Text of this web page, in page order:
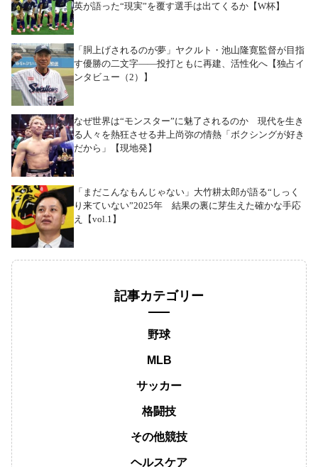
英が語った“現実”を覆す選手は出てくるか【W杯】
「胴上げされるのが夢」ヤクルト・池山隆寛監督が目指
す優勝の二文字――投打ともに再建、活性化へ【独占イ
ンタビュー（2）】
なぜ世界は“モンスター”に魅了されるのか 現代を生き
る人々を熱狂させる井上尚弥の情熱「ボクシングが好き
だから」【現地発】
「まだこんなもんじゃない」大竹耕太郎が語る“しっく
り来ていない”2025年 結果の裏に芽生えた確かな手応
え【vol.1】
記事カテゴリー
野球
MLB
サッカー
格闘技
その他競技
ヘルスケア